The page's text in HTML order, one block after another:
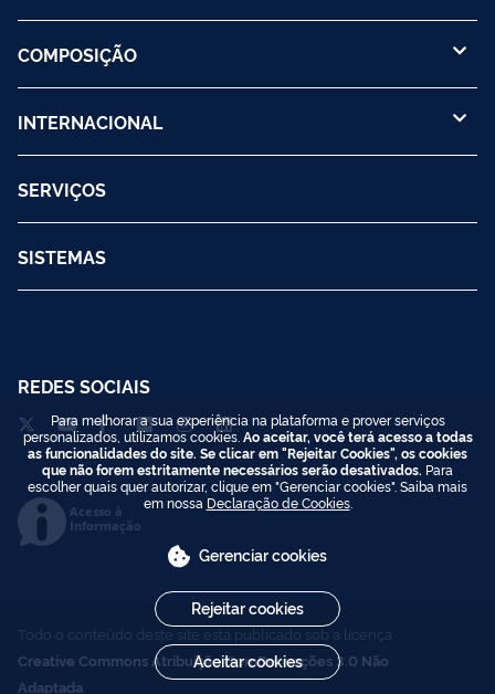
COMPOSIÇÃO
INTERNACIONAL
SERVIÇOS
SISTEMAS
REDES SOCIAIS
Acesso à
Informação
Todo o conteúdo deste site está publicado sob a licença
Creative Commons Atribuição-SemDerivações 3.0 Não
Adaptada
Para melhorar a sua experiência na plataforma e prover serviços
personalizados, utilizamos cookies. Ao aceitar, você terá acesso a todas
as funcionalidades do site. Se clicar em "Rejeitar Cookies", os cookies
que não forem estritamente necessários serão desativados. Para
escolher quais quer autorizar, clique em "Gerenciar cookies". Saiba mais
em nossa Declaração de Cookies.
Gerenciar cookies
Rejeitar cookies
Aceitar cookies